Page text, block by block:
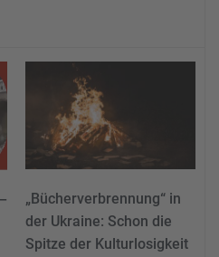
„Bücherverbrennung“ in
der Ukraine: Schon die
Spitze der Kulturlosigkeit